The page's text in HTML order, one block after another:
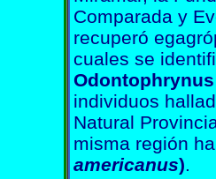
Comparada y
recuperó
cuales se
individuos
Natural
misma región
americanus).